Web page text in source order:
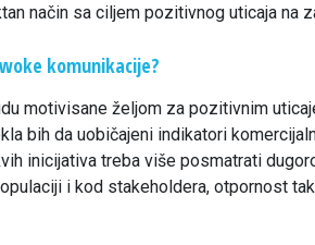
način sa ciljem pozitivnog uticaja na
komunikacije?
motivisane željom za pozitivnim
bih da uobičajeni indikatori
inicijativa treba više posmatrati
i kod stakeholdera, otpornost